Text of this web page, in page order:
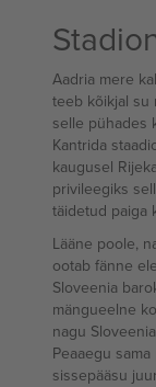
Aadria mere
teeb kõikjal su
selle pühades
Kantrida
kaugusel
privileegiks
täidetud paiga
Lääne poole,
ootab fänne
Sloveenia
mängueelne
nagu
Peaaegu
sissepääsu